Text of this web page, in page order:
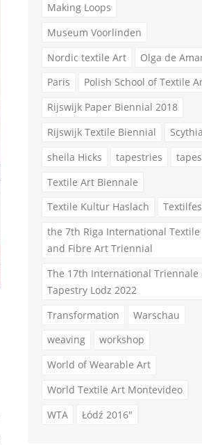
Making Loops
Museum Voorlinden
Nordic textile Art
Olga de
Paris
Polish School of Textile
Rijswijk Paper Biennial 2018
Rijswijk Textile Biennial
Scythia
sheila Hicks
tapestries
Textile Art Biennale
Textile Kultur Haslach
the 7th Riga International Textile
and Fibre Art Triennial
The 17th International Triennale
Tapestry Lodz 2022
Transformation
Warschau
weaving
workshop
World of Wearable Art
World Textile Art Montevideo
WTA
Łódź 2016"